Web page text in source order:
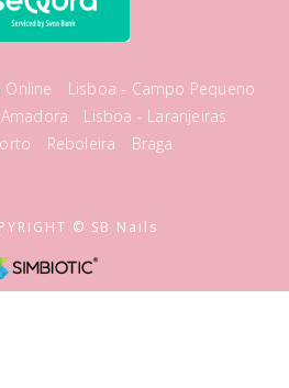
Online
Lisboa - Campo Pequeno
Amadora
Lisboa - Laranjeiras
Reboleira Braga
© SB Nails